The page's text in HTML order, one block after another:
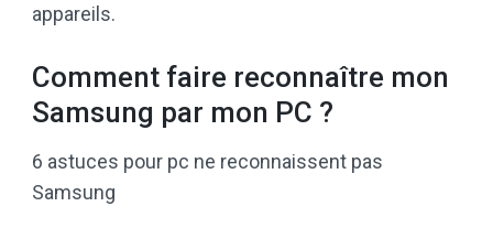
appareils.
Comment faire reconnaître mon
Samsung par mon PC ?
6 astuces pour pc ne reconnaissent pas
Samsung